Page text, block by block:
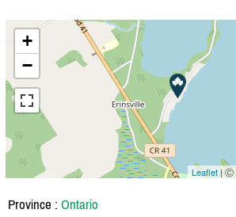
+
−
Leaflet| Ⓒ
Province : Ontario